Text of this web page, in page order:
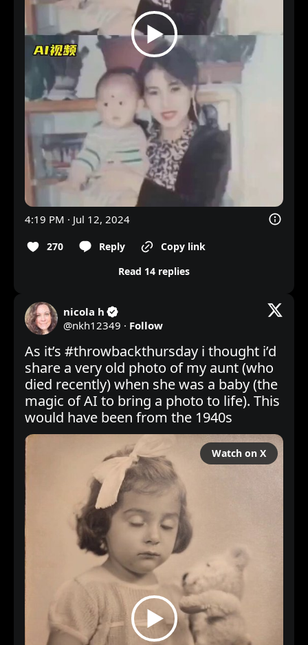
4:19 PM · Jul 12, 2024
270 Reply
Copy link
Read 14 replies
nicola h
@nkh12349 · Follow
As it’s #throwbackthursday i thought i’d
share a very old photo of my aunt (who
died recently) when she was a baby (the
magic of AI to bring a photo to life). This
would have been from the 1940s
Watch on X